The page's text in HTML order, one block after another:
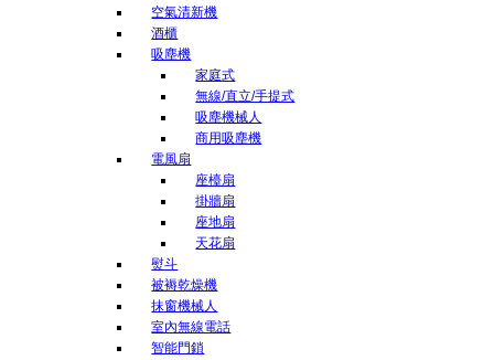
空氣清新機
酒櫃
吸塵機
家庭式
無線/直立/手提式
吸塵機械人
商用吸塵機
電風扇
座檯扇
掛牆扇
座地扇
天花扇
熨斗
被褥乾燥機
抹窗機械人
室內無線電話
智能門鎖